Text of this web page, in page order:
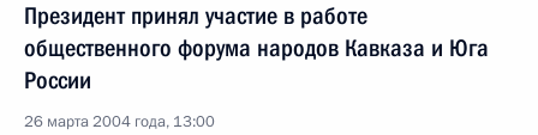
Президент принял участие в работе
общественного форума народов Кавказа и Юга
России
26 марта 2004 года, 13:00